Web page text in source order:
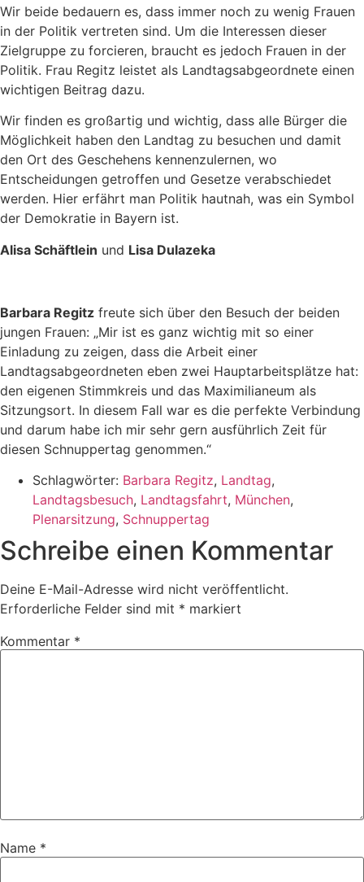
Wir beide bedauern es, dass immer noch zu wenig Frauen
in der Politik vertreten sind. Um die Interessen dieser
Zielgruppe zu forcieren, braucht es jedoch Frauen in der
Politik. Frau Regitz leistet als Landtagsabgeordnete einen
wichtigen Beitrag dazu.
Wir finden es großartig und wichtig, dass alle Bürger die
Möglichkeit haben den Landtag zu besuchen und damit
den Ort des Geschehens kennenzulernen, wo
Entscheidungen getroffen und Gesetze verabschiedet
werden. Hier erfährt man Politik hautnah, was ein Symbol
der Demokratie in Bayern ist.
Alisa Schäftlein und Lisa Dulazeka
Barbara Regitz freute sich über den Besuch der beiden
jungen Frauen: „Mir ist es ganz wichtig mit so einer
Einladung zu zeigen, dass die Arbeit einer
Landtagsabgeordneten eben zwei Hauptarbeitsplätze hat:
den eigenen Stimmkreis und das Maximilianeum als
Sitzungsort. In diesem Fall war es die perfekte Verbindung
und darum habe ich mir sehr gern ausführlich Zeit für
diesen Schnuppertag genommen.“
Schlagwörter: Barbara Regitz, Landtag,
Landtagsbesuch, Landtagsfahrt, München,
Plenarsitzung, Schnuppertag
Schreibe einen Kommentar
Deine E-Mail-Adresse wird nicht veröffentlicht.
Erforderliche Felder sind mit * markiert
Kommentar *
Name *